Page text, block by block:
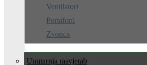
Ventilatori
Portafoni
Zvonca
Unutarnja rasvjeta